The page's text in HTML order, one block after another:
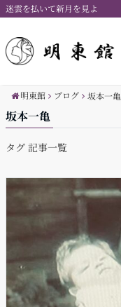
迷雲を払いて新月を見よ
明東館 ブログ 坂本一亀
坂本一亀
タグ 記事一覧